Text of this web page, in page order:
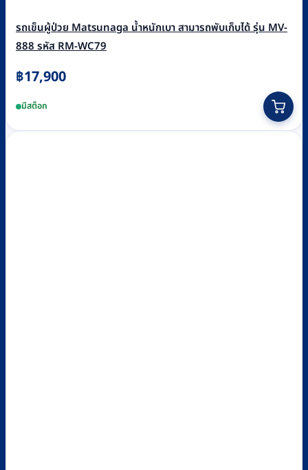
รถเข็นผู้ป่วย Matsunaga น้ำหนักเบา สามารถพับเก็บได้ รุ่น MV-
888 รหัส RM-WC79
฿17,900
มีสต็อก